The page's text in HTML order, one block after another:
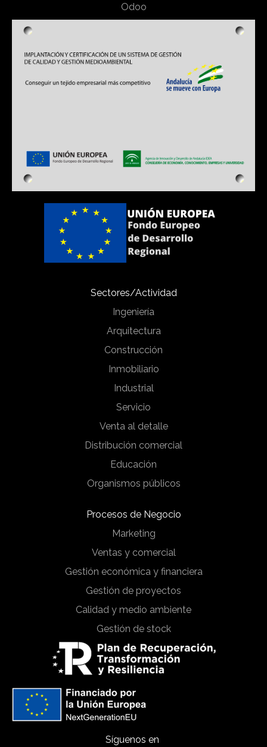
Odoo
Sectores/Actividad
Ingeniería
Arquitectura
Construcción
Inmobiliario
Industrial
Servicio
Venta al detalle
Distribución comercial
Educación
Organismos públicos
Procesos de Negocio
Marketing
Ventas y comercial
Gestión económica y financiera
Gestión de proyectos
Calidad y medio ambiente
Gestión de stock
Síguenos en